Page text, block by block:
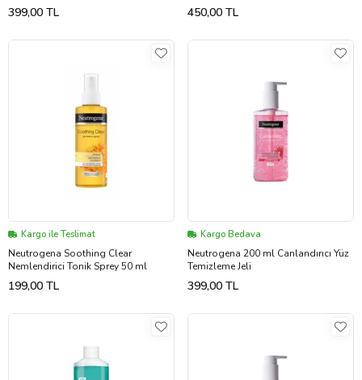
399,00 TL 450,00 TL
Kargo ile Teslimat
Neutrogena Soothing Clear
Nemlendirici Tonik Sprey 50 ml
199,00 TL
Kargo Bedava
Neutrogena 200 ml Canlandırıcı Yüz
Temizleme Jeli
399,00 TL